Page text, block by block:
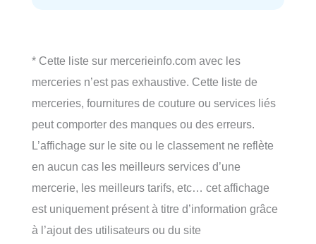
* Cette liste sur mercerieinfo.com avec les
merceries n’est pas exhaustive. Cette liste de
merceries, fournitures de couture ou services liés
peut comporter des manques ou des erreurs.
L’affichage sur le site ou le classement ne reflète
en aucun cas les meilleurs services d’une
mercerie, les meilleurs tarifs, etc… cet affichage
est uniquement présent à titre d’information grâce
à l’ajout des utilisateurs ou du site